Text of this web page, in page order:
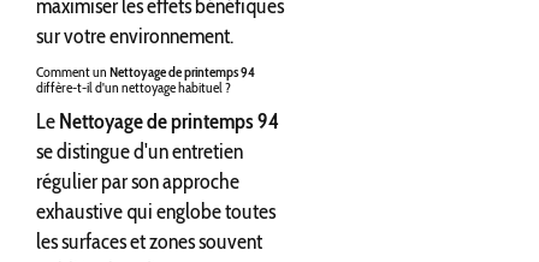
maximiser les effets bénéfiques
sur votre environnement.
Comment un Nettoyage de printemps 94
diffère-t-il d'un nettoyage habituel ?
LeNettoyage de printemps 94
se distingue d'un entretien
régulier par son approche
exhaustive qui englobe toutes
les surfaces et zones souvent